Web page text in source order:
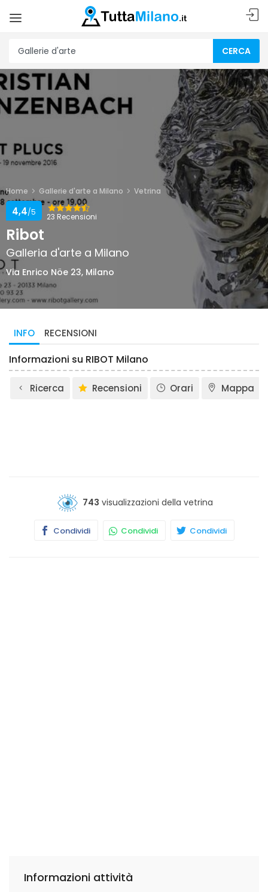
CERCA
Home Gallerie d'arte a Milano Vetrina
23 Recensioni
4,4/5
Ribot
Galleria d'arte a Milano
Via Enrico Nöe 23, Milano
INFO RECENSIONI
Informazioni su RIBOT Milano
Ricerca Recensioni Orari Mappa
743 visualizzazioni della vetrina
Condividi Condividi Condividi
Informazioni attività